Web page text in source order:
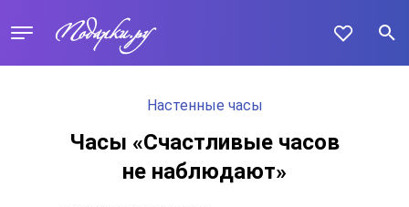
Настенные часы
Часы «Счастливые часов
не наблюдают»